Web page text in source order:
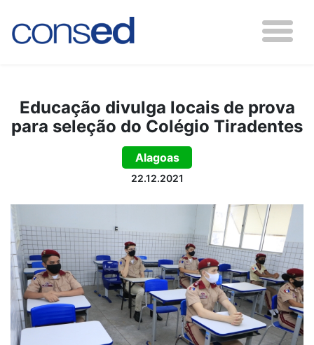
Educação divulga locais de prova
para seleção do Colégio Tiradentes
Alagoas
22.12.2021